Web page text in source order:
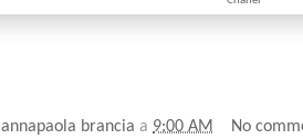
annapaola brancia a 9:00 AM No